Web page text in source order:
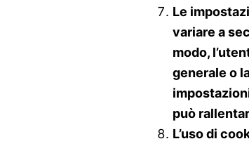
Le
variare a
modo,
generale o
può
L’uso di